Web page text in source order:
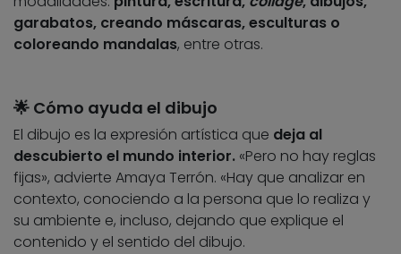
garabatos, creando máscaras, esculturas o
coloreando mandalas, entre otras.
🌟 Cómo ayuda el dibujo
El dibujo es la expresión artística que deja al
descubierto el mundo interior. «Pero no hay reglas
fijas», advierte Amaya Terrón. «Hay que analizar en
contexto, conociendo a la persona que lo realiza y
su ambiente e, incluso, dejando que explique el
contenido y el sentido del dibujo.